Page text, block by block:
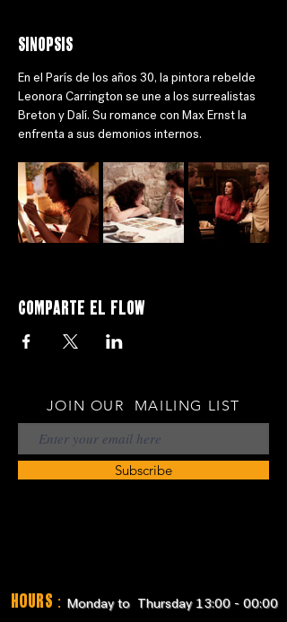
Sinopsis
En el París de los años 30, la pintora rebelde
Leonora Carrington se une a los surrealistas
Breton y Dalí. Su romance con Max Ernst la
enfrenta a sus demonios internos.
Comparte el flow
JOIN OUR MAILING LIST
Subscribe
Hours : Monday to Thursday 13:00 - 00:00